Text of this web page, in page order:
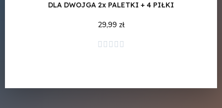
DLA DWOJGA 2x PALETKI + 4 PIŁKI
29,99 zł
    
Dodaj do koszyka